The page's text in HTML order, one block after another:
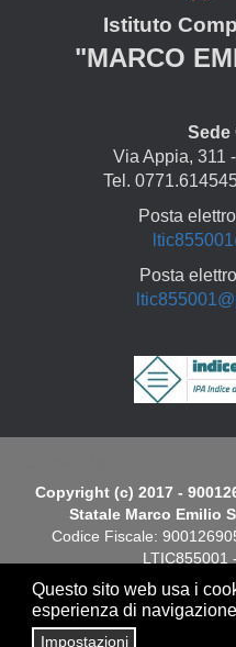
Questo sito web usa i
esperienza di
Impostazioni
Istituto
"MARCO
Sede
Via Appia, 311
Tel.
Posta
Posta
Copyright (c) 2017 -
Statale Marco Emilio
Codice Fiscale:
LTIC855001